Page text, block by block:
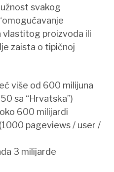
svakog
proizvoda ili
zaista o tipičnoj
više od 600 milijuna
sa “Hrvatska”)
600 milijardi
pageviews / user /
3 milijarde